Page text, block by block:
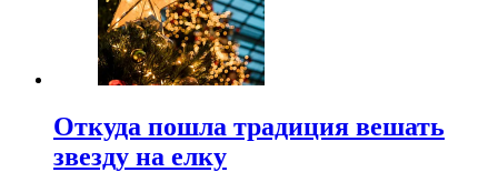
Откуда пошла традиция вешать
звезду на елку